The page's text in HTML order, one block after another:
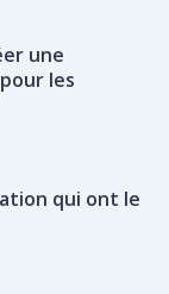
une
les
qui ont le